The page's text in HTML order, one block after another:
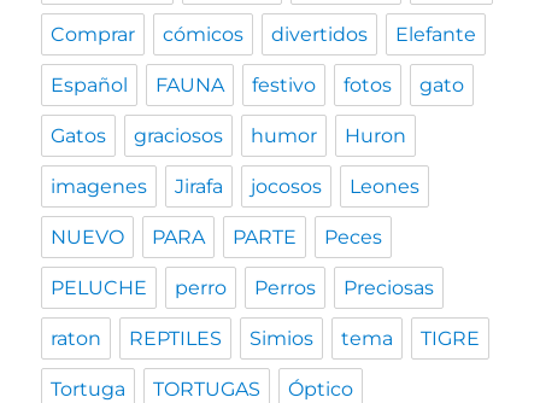
Comprar cómicos divertidos Elefante
Español FAUNA festivo fotos gato
Gatos graciosos humor Huron
imagenes Jirafa jocosos Leones
NUEVO PARA PARTE Peces
PELUCHE perro Perros Preciosas
raton REPTILES Simios tema TIGRE
Tortuga TORTUGAS Óptico